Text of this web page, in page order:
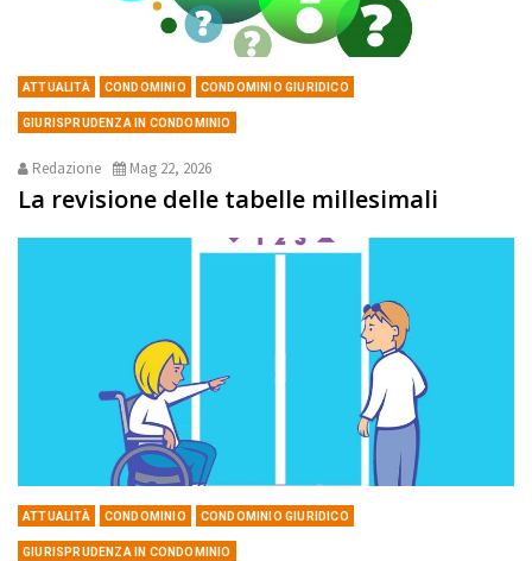
ATTUALITÀ CONDOMINIO CONDOMINIO GIURIDICO
GIURISPRUDENZA IN CONDOMINIO
Redazione Mag 22, 2026
La revisione delle tabelle millesimali
ATTUALITÀ CONDOMINIO CONDOMINIO GIURIDICO
GIURISPRUDENZA IN CONDOMINIO